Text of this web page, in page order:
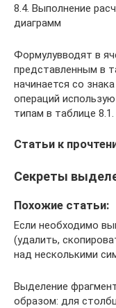
8.4. Выполнение
диаграмм
Формулувводят в
представленным в
начинается со
операций
типам в таблице 8.1.
Статьи к
Секреты
Похожие статьи:
Если необходимо
(удалить,
над несколькими
Выделение
образом: для